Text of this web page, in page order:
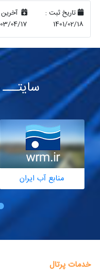
تاریخ ثبت :
1401/02/18
آخرین به
1403/04/17
منابع آب ایران
خدمات پرتال